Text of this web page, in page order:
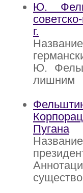
Ю.
г.
Ю.
лишним
Пугана